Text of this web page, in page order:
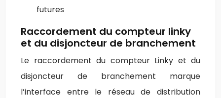
futures
Raccordement du compteur linky
et du disjoncteur de branchement
Le raccordement du compteur Linky et du
disjoncteur de branchement marque
l’interface entre le réseau de distribution